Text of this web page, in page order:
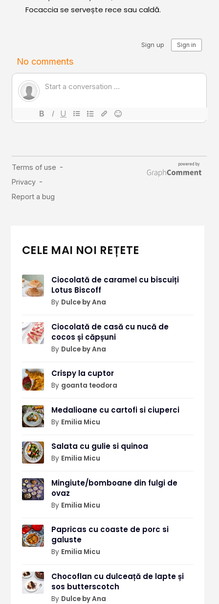
Focaccia se servește rece sau caldă.
CELE MAI NOI REȚETE
Ciocolată de caramel cu biscuiți
Lotus Biscoff
By Dulce by Ana
Ciocolată de casă cu nucă de
cocos și căpșuni
By Dulce by Ana
Crispy la cuptor
By goanta teodora
Medalioane cu cartofi si ciuperci
By Emilia Micu
Salata cu gulie si quinoa
By Emilia Micu
Mingiute/bomboane din fulgi de
ovaz
By Emilia Micu
Papricas cu coaste de porc si
galuste
By Emilia Micu
Chocoflan cu dulceață de lapte și
sos butterscotch
By Dulce by Ana